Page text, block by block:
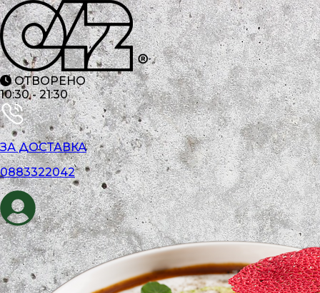
ОТВОРЕНО
10:30 - 21:30
ЗА ДОСТАВКА
0883322042